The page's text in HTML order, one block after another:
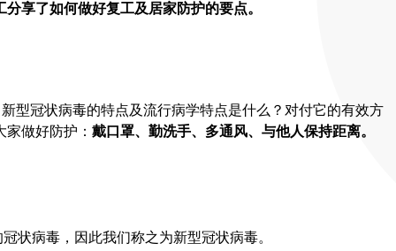
享了如何做好复工及居家防护的要点。
型冠状病毒的特点及流行病学特点是什么？对付它的有效方
家做好防护： 戴口罩、勤洗手、多通风、与他人保持距离。
状病毒，因此我们称之为新型冠状病毒。